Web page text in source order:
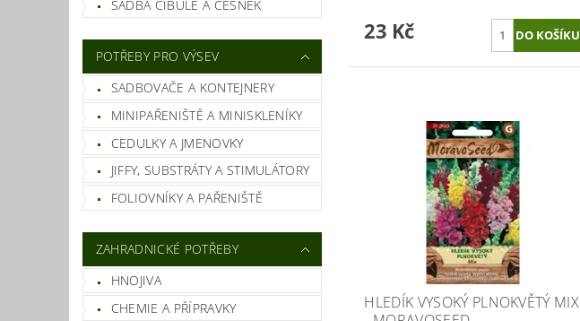
SADBA CIBULE A ČESNEK
POTŘEBY PRO VÝSEV
SADBOVAČE A KONTEJNERY
MINIPAŘENIŠTĚ A MINISKLENÍKY
CEDULKY A JMENOVKY
JIFFY, SUBSTRÁTY A STIMULÁTORY
FOLIOVNÍKY A PAŘENIŠTĚ
ZAHRADNICKÉ POTŘEBY
HNOJIVA
CHEMIE A PŘÍPRAVKY
23 Kč
HLEDÍK VYSOKÝ PLNOKVĚTÝ MIX